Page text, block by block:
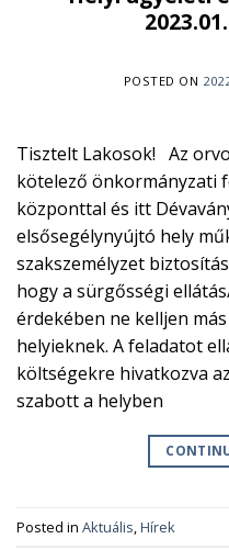
POSTED ON
Tisztelt Lakosok! Az
kötelező önkormányzati
központtal és itt
elsősegélynyújtó hely
szakszemélyzet
hogy a sürgősségi
érdekében ne kelljen
helyieknek. A feladatot
költségekre hivatkozva
szabott a helyben
Posted in Aktuális,Hírek